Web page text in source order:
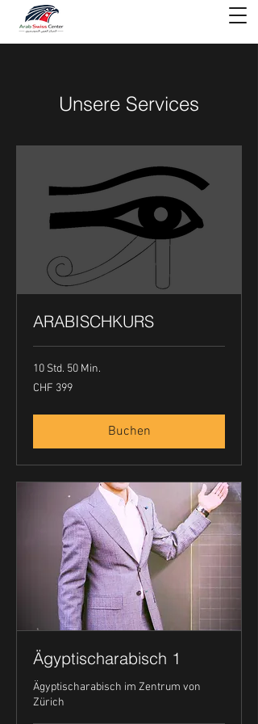
Unsere Services
ARABISCHKURS
10 Std. 50 Min.
399
Schweizer
CHF 399
Buchen
Ägyptischarabisch 1
Ägyptischarabisch im Zentrum von
Zürich